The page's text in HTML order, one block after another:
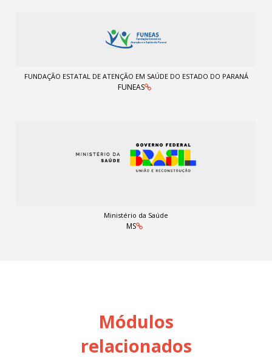
FUNDAÇÃO ESTATAL DE ATENÇÃO EM SAÚDE DO ESTADO DO PARANÁ
FUNEAS
Ministério da Saúde
MS
Módulos
relacionados